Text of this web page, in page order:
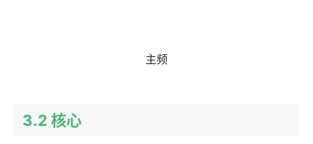
主频
3.2 核心